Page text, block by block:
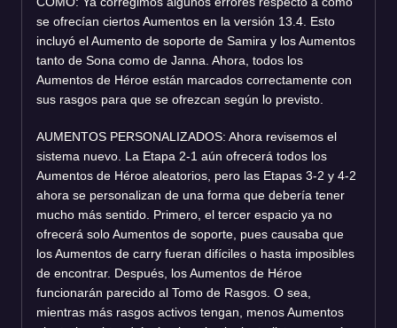
se ofrecían ciertos Aumentos en la versión 13.4. Esto
incluyó el Aumento de soporte de Samira y los Aumentos
tanto de Sona como de Janna. Ahora, todos los
Aumentos de Héroe están marcados correctamente con
sus rasgos para que se ofrezcan según lo previsto.
AUMENTOS PERSONALIZADOS: Ahora revisemos el
sistema nuevo. La Etapa 2-1 aún ofrecerá todos los
Aumentos de Héroe aleatorios, pero las Etapas 3-2 y 4-2
ahora se personalizan de una forma que debería tener
mucho más sentido. Primero, el tercer espacio ya no
ofrecerá solo Aumentos de soporte, pues causaba que
los Aumentos de carry fueran difíciles o hasta imposibles
de encontrar. Después, los Aumentos de Héroe
funcionarán parecido al Tomo de Rasgos. O sea,
mientras más rasgos activos tengan, menos Aumentos